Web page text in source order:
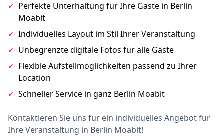
✓ Perfekte Unterhaltung für Ihre Gäste in Berlin
Moabit
✓ Individuelles Layout im Stil Ihrer Veranstaltung
✓ Unbegrenzte digitale Fotos für alle Gäste
✓ Flexible Aufstellmöglichkeiten passend zu Ihrer
Location
✓ Schneller Service in ganz Berlin Moabit
Kontaktieren Sie uns für ein individuelles Angebot für
Ihre Veranstaltung in Berlin Moabit!